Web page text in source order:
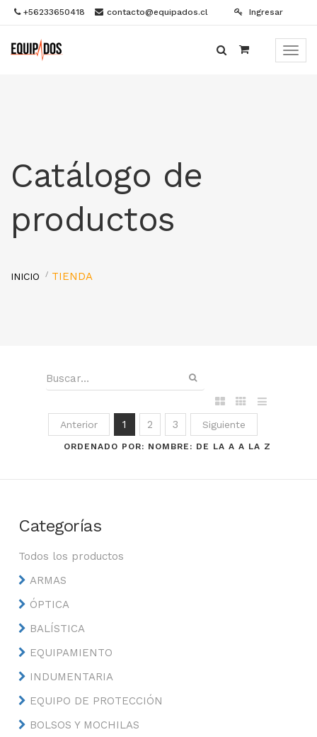
+56233650418 contacto@equipados.cl Ingresar
Menú
Catálogo de
productos
INICIO TIENDA
Anterior 1 2 3 Siguiente
ORDENADO POR: NOMBRE: DE LA A A LA Z
Categorías
Todos los productos
ARMAS
ÓPTICA
BALÍSTICA
EQUIPAMIENTO
INDUMENTARIA
EQUIPO DE PROTECCIÓN
BOLSOS Y MOCHILAS